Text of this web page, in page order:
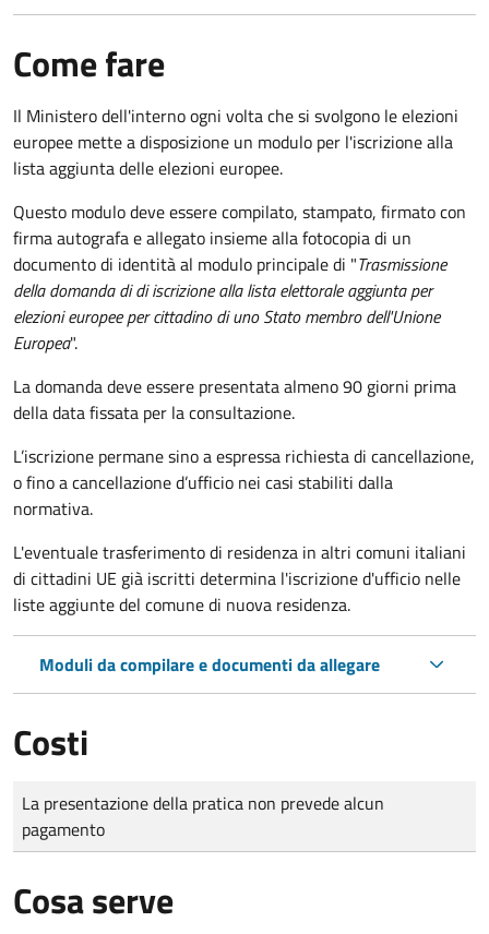
Come fare
Il Ministero dell'interno ogni volta che si svolgono le elezioni
europee mette a disposizione un modulo per l'iscrizione alla
lista aggiunta delle elezioni europee.
Questo modulo deve essere compilato, stampato, firmato con
firma autografa e allegato insieme alla fotocopia di un
documento di identità al modulo principale di "Trasmissione
della domanda di di iscrizione alla lista elettorale aggiunta per
elezioni europee per cittadino di uno Stato membro dell'Unione
Europea".
La domanda deve essere presentata almeno 90 giorni prima
della data fissata per la consultazione.
L’iscrizione permane sino a espressa richiesta di cancellazione,
o fino a cancellazione d’ufficio nei casi stabiliti dalla
normativa.
L'eventuale trasferimento di residenza in altri comuni italiani
di cittadini UE già iscritti determina l'iscrizione d'ufficio nelle
liste aggiunte del comune di nuova residenza.
Moduli da compilare e documenti da allegare
Costi
Tipo di pagamento
Importo
La presentazione della pratica non prevede alcun
pagamento
Cosa serve